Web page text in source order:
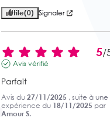
Utile(0) Signaler
5/
Avis vérifié
Parfait
Avis du 27/11/2025 , suite à une
expérience du 18/11/2025 par
Amour S.